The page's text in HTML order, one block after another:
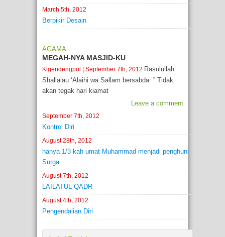
March 5th, 2012
Berpikir Desain
AGAMA
MEGAH-NYA MASJID-KU
Kigendengpol | September 7th, 2012 Rasulullah
Shallalau ‘Alaihi wa Sallam bersabda: ” Tidak
akan tegak hari kiamat
Leave a comment
September 7th, 2012
Kontrol Diri
August 28th, 2012
hanya 1/3 kah umat Muhammad menjadi penghuni
Surga
August 7th, 2012
LAILATUL QADR
August 4th, 2012
Pengendalian Diri